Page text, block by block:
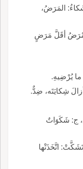
المَرَضُ،
أقَلَّ مَرَضٍ
يُرْضِيهِ.
شِكايَتَه، ضِدٌّ.
ج: شَكَوَاتٌ
اتَّخَذَتْها